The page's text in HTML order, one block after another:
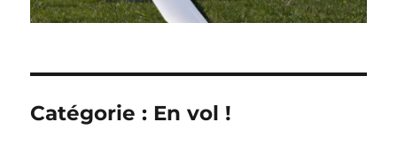
Catégorie : En vol !